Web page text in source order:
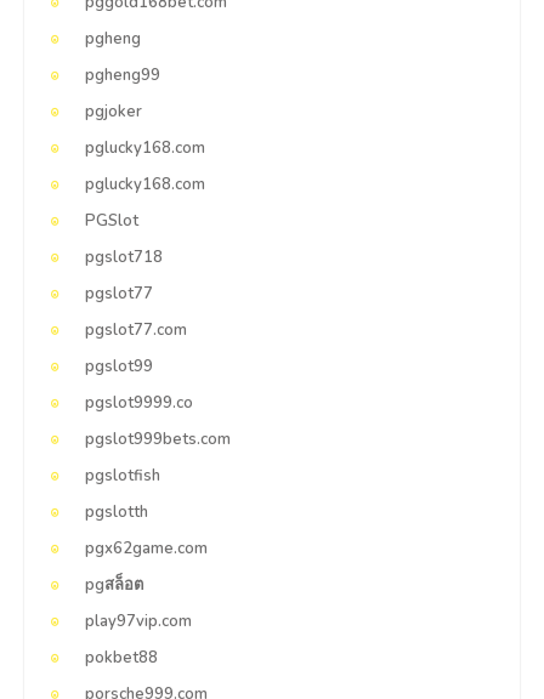
pgheng
pgheng99
pgjoker
pglucky168.com
pglucky168.com
PGSlot
pgslot718
pgslot77
pgslot77.com
pgslot99
pgslot9999.co
pgslot999bets.com
pgslotfish
pgslotth
pgx62game.com
pgสล็อต
play97vip.com
pokbet88
porsche999.com